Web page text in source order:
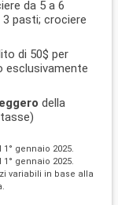
da 5 a 6
3 pasti; crociere
di 50$ per
esclusivamente
della
gennaio 2025.
gennaio 2025.
variabili in base alla